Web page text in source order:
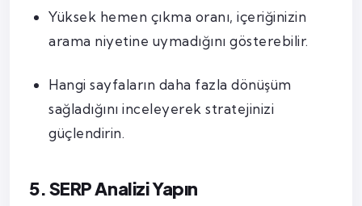
Yüksek hemen çıkma oranı, içeriğinizin
arama niyetine uymadığını gösterebilir.
Hangi sayfaların daha fazla dönüşüm
sağladığını inceleyerek stratejinizi
güçlendirin.
5. SERP Analizi Yapın